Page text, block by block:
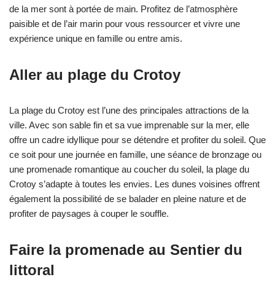
de la mer sont à portée de main. Profitez de l’atmosphère
paisible et de l’air marin pour vous ressourcer et vivre une
expérience unique en famille ou entre amis.
Aller au plage du Crotoy
La plage du Crotoy est l’une des principales attractions de la
ville. Avec son sable fin et sa vue imprenable sur la mer, elle
offre un cadre idyllique pour se détendre et profiter du soleil. Que
ce soit pour une journée en famille, une séance de bronzage ou
une promenade romantique au coucher du soleil, la plage du
Crotoy s’adapte à toutes les envies. Les dunes voisines offrent
également la possibilité de se balader en pleine nature et de
profiter de paysages à couper le souffle.
Faire la promenade au Sentier du
littoral